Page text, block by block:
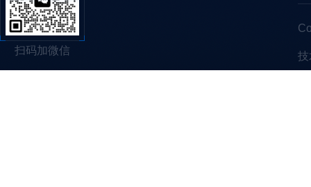
扫码加微信 技